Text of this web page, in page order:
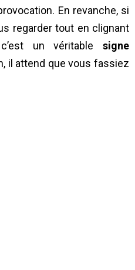
En revanche, si
regarder tout en clignant
un véritable signe
il attend que vous fassiez